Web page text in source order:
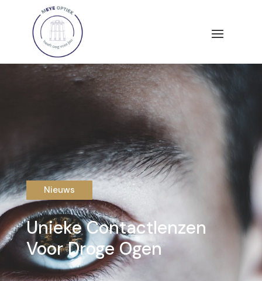
Nieuws
Unieke Contactlenzen
Voor Droge Ogen